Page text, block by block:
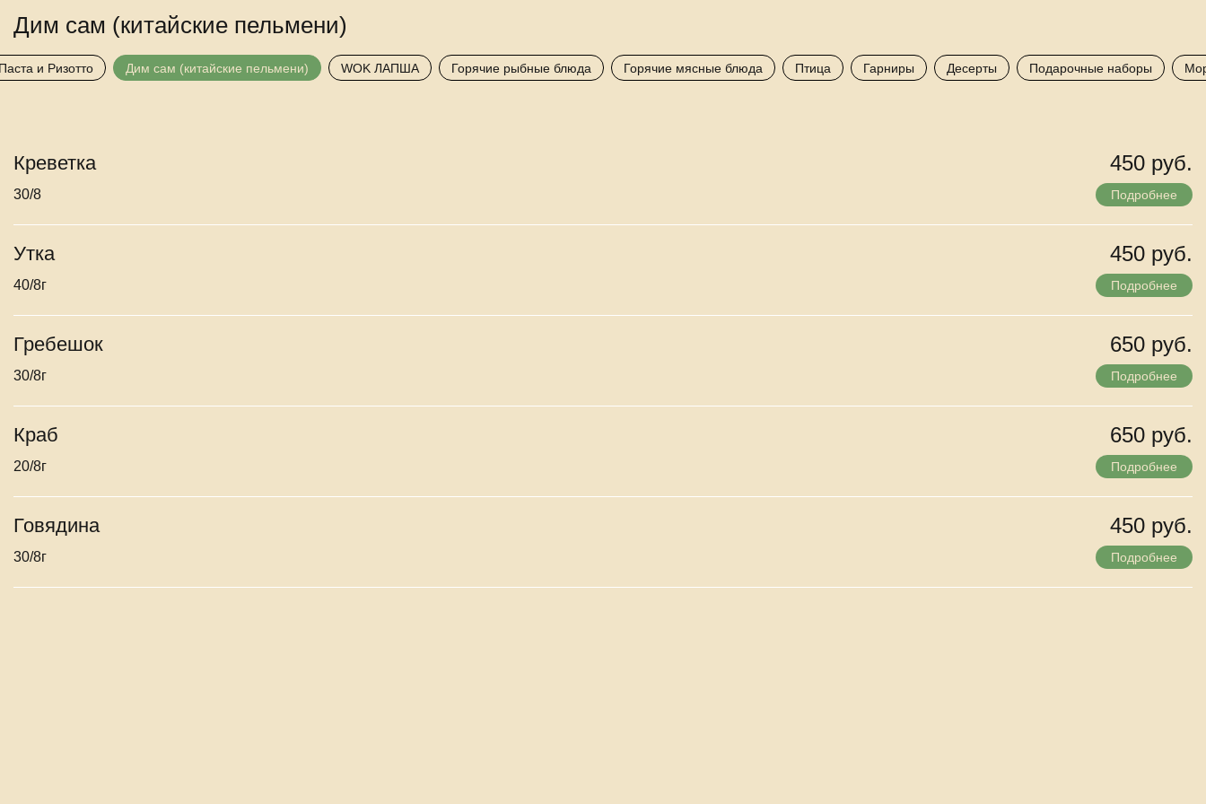
Дим сам (китайские пельмени)
и Ризотто Дим сам (китайские пельмени) WOK ЛАПША Горячие рыбные блюда Горячие мясные блюда Птица Гарниры Десерты Подарочные наборы
Креветка 450 руб.
30/8 Подробнее
Утка 450 руб.
40/8г Подробнее
Гребешок 650 руб.
30/8г Подробнее
Краб 650 руб.
20/8г Подробнее
Говядина 450 руб.
30/8г Подробнее